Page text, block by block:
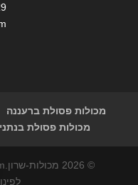
מכולות פסולת ברעננה
מכולות פסולת